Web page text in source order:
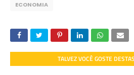
ECONOMIA
TALVEZ VOCÊ GOSTE